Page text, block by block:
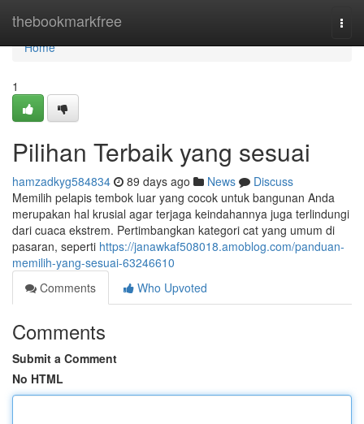
thebookmarkfree
Home
Home
1
Pilihan Terbaik yang sesuai
hamzadkyg584834 89 days ago News
Discuss
Memilih pelapis tembok luar yang cocok untuk bangunan Anda
merupakan hal krusial agar terjaga keindahannya juga terlindungi
dari cuaca ekstrem. Pertimbangkan kategori cat yang umum di
pasaran, seperti https://janawkaf508018.amoblog.com/panduan-
memilih-yang-sesuai-63246610
Comments
Who Upvoted
Comments
Submit a Comment
No HTML